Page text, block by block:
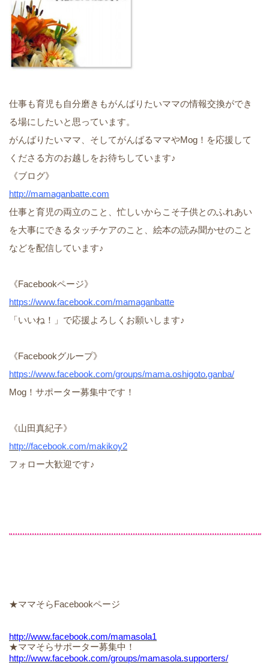
仕事も育児も自分磨きもがんばりたいママの情報交換ができ
る場にしたいと思っています。
がんばりたいママ、そしてがんばるママやMog！を応援して
くださる方のお越しをお待ちしています♪
《ブログ》
http://mamaganbatte.com
仕事と育児の両立のこと、忙しいからこそ子供とのふれあい
を大事にできるタッチケアのこと、絵本の読み聞かせのこと
などを配信しています♪
《Facebookページ》
https://www.facebook.com/mamaganbatte
「いいね！」で応援よろしくお願いします♪
《Facebookグループ》
https://www.facebook.com/groups/mama.oshigoto.ganba/
Mog！サポーター募集中です！
《山田真紀子》
http://facebook.com/makikoy2
フォロー大歓迎です♪
★ママそらFacebookページ
http://www.facebook.com/mamasola1
★ママそらサポーター募集中！
http://www.facebook.com/groups/mamasola.supporters/